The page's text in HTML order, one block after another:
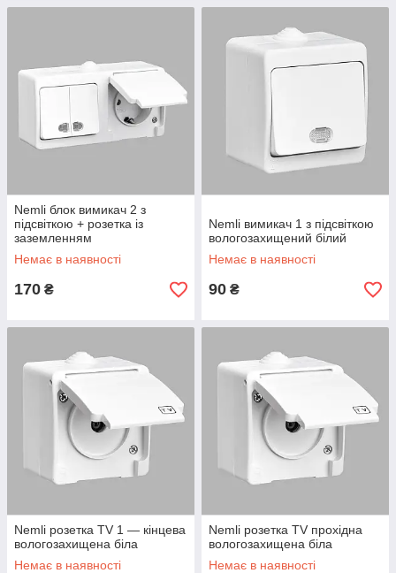
Nemli блок вимикач 2 з
підсвіткою + розетка із
заземленням
вологозахищений білий
Немає в наявності
170 ₴
Nemli вимикач 1 з підсвіткою
вологозахищений білий
Немає в наявності
90 ₴
Nemli розетка TV 1 — кінцева
вологозахищена біла
Немає в наявності
Nemli розетка TV прохідна
вологозахищена біла
Немає в наявності